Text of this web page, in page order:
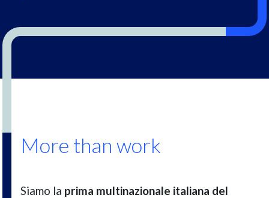
More than work
Siamo la prima multinazionale italiana del